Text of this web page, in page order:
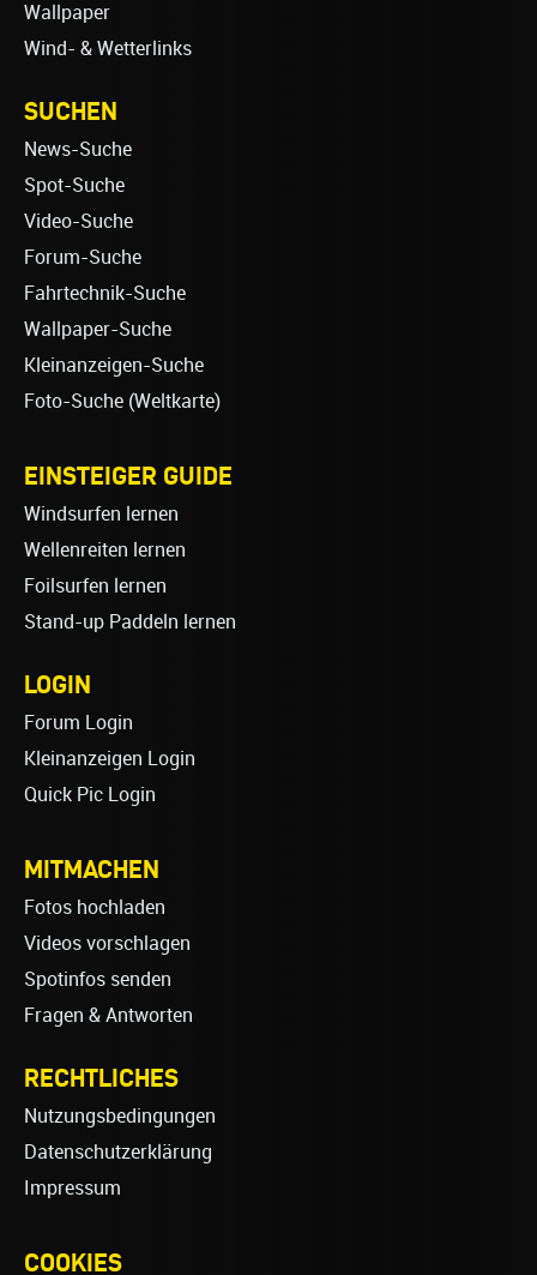
Wallpaper
Wind- & Wetterlinks
SUCHEN
News-Suche
Spot-Suche
Video-Suche
Forum-Suche
Fahrtechnik-Suche
Wallpaper-Suche
Kleinanzeigen-Suche
Foto-Suche (Weltkarte)
EINSTEIGER GUIDE
Windsurfen lernen
Wellenreiten lernen
Foilsurfen lernen
Stand-up Paddeln lernen
LOGIN
Forum Login
Kleinanzeigen Login
Quick Pic Login
MITMACHEN
Fotos hochladen
Videos vorschlagen
Spotinfos senden
Fragen & Antworten
RECHTLICHES
Nutzungsbedingungen
Datenschutzerklärung
Impressum
COOKIES